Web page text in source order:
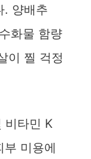
. 양배추
화물 함량
이 찔 걱정
비타민 K
미용에